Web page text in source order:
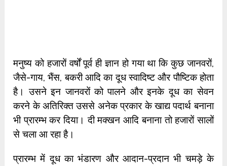
मनुष्य को हजारों वर्षों पूर्व ही ज्ञान हो गया था कि कुछ जानवरों,
जैसे-गाय, भैंस, बकरी आदि का दूध स्वादिष्ट और पौष्टिक होता
है। उसने इन जानवरों को पालने और इनके दूध का सेवन
करने के अतिरिक्त उससे अनेक प्रकार के खाद्य पदार्थ बनाना
भी प्रारम्भ कर दिया। दी मक्खन आदि बनाना तो हजारों सालों
से चला आ रहा है।
प्रारम्भ में दूध का भंडारण और आदान-प्रदान भी चमड़े के